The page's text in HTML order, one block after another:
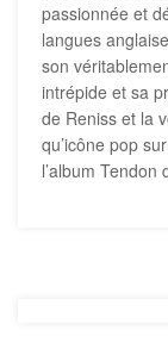
passionnée et
langues
son
intrépide et sa
de Reniss et la
qu’icône pop
l’album Tendon